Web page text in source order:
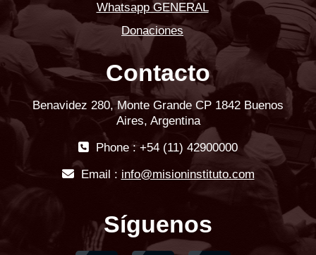
Whatsapp GENERAL
Donaciones
Contacto
Benavidez 280, Monte Grande CP 1842 Buenos
Aires, Argentina
Phone : +54 (11) 42900000
Email : info@misioninstituto.com
Síguenos